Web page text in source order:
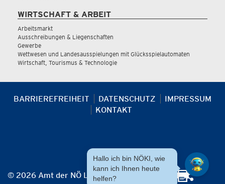
WIRTSCHAFT & ARBEIT
Arbeitsmarkt
Ausschreibungen & Liegenschaften
Gewerbe
Wettwesen und Landesausspielungen mit Glücksspielautomaten
Wirtschaft, Tourismus & Technologie
BARRIEREFREIHEIT DATENSCHUTZ
IMPRESSUM
KONTAKT
© 2026 Amt der NÖ Landesregierung
Hallo ich bin NÖKI, wie
kann ich Ihnen heute
helfen?